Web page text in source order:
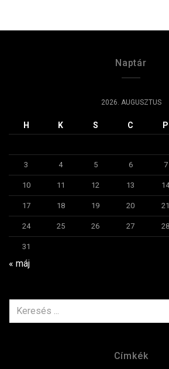
Naptár
2026. AUGUSZTUS
H K S C P
3 4 5 6 7
10 11 12 13 14
17 18 19 20 21
24 25 26 27 28
31
« máj
ERRE:
Címkék